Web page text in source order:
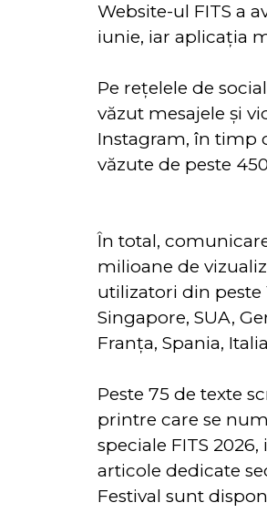
Website-ul FITS a
iunie, iar aplicaţia
Pe reţelele de
văzut mesajele şi
Instagram, în timp
văzute de peste
În total,
milioane de
utilizatori din peste
Singapore, SUA,
Franța, Spania,
Peste 75 de texte
printre care se
speciale FITS
articole dedicate
Festival sunt